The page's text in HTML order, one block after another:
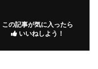
この記事が気に入ったら
いいねしよう！